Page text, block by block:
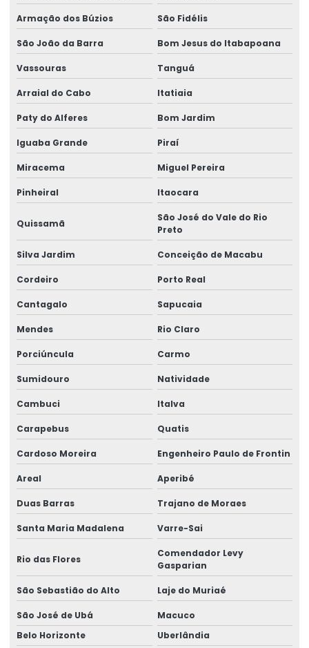
Etiquetas De Bopp Transparente
Etiquetas De Papel Couchê Fosco E Brilho
Etiquetas De Preço Para Loja
Etiquetas De Qualidade Com Impressão Personalizada
Etiquetas Eletrônicas E Impressas
Etiquetas Em Papel Para Diversos Usos
Etiquetas Para Brindes E Promoções
Etiquetas Para Classificação De Produtos
Etiquetas Para Comércio
Etiquetas Para Embalagens De Produtos
Etiquetas Para Embalagens E Produtos
Etiquetas Para Marcação De Preços
Etiquetas Para Produtos Alimentícios
Etiquetas Para Produtos Artesanais E Industriais
Etiquetas Para Produtos Farmacêuticos E Cosméticos
Etiquetas Para Roupas Com Código De Barras
Etiquetas Personalizadas Para Vendas Online
Etiquetas Proporcionais A Preços Acessíveis
Etiquetas Resistentes À Água E Óleo
Fabricação De Etiquetas Adesivas Personalizadas
Fabricação De Etiquetas De Bopp Metalizado
Armação dos Búzios São Fidélis
São João da Barra Bom Jesus do Itabapoana
Vassouras Tanguá
Arraial do Cabo Itatiaia
Paty do Alferes Bom Jardim
Iguaba Grande Piraí
Miracema Miguel Pereira
Pinheiral Itaocara
Quissamã
São José do Vale do Rio
Preto
Silva Jardim Conceição de Macabu
Cordeiro Porto Real
Cantagalo Sapucaia
Mendes Rio Claro
Porciúncula Carmo
Sumidouro Natividade
Cambuci Italva
Carapebus Quatis
Cardoso Moreira Engenheiro Paulo de Frontin
Areal Aperibé
Duas Barras Trajano de Moraes
Santa Maria Madalena Varre-Sai
Rio das Flores
Comendador Levy
Gasparian
São Sebastião do Alto Laje do Muriaé
São José de Ubá
Macuco
Belo Horizonte
Uberlândia